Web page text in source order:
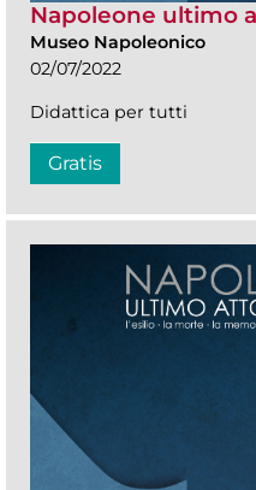
Napoleone ultimo
Museo Napoleonico
02/07/2022
Didattica per tutti
Gratis